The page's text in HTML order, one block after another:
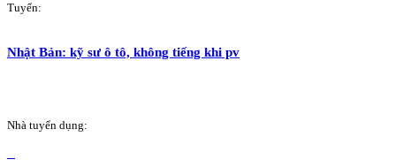
Tuyển:
Nhật Bản: kỹ sư ô tô, không tiếng khi pv
Nhà tuyển dụng: